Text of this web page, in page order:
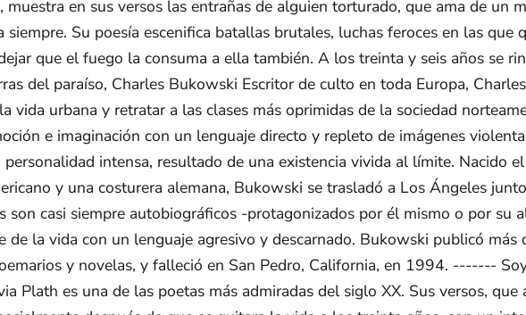
muestra en sus versos las entrañas de alguien torturado, que ama de un
siempre. Su poesía escenifica batallas brutales, luchas feroces en las
que el fuego la consuma a ella también. A los treinta y seis años se
del paraíso, Charles Bukowski Escritor de culto en toda Europa,
vida urbana y retratar a las clases más oprimidas de la sociedad
e imaginación con un lenguaje directo y repleto de imágenes
intensa, resultado de una existencia vivida al límite. Nacido
y una costurera alemana, Bukowski se trasladó a Los Ángeles
son casi siempre autobiográficos -protagonizados por él mismo o por su
de la vida con un lenguaje agresivo y descarnado. Bukowski publicó más
y novelas, y falleció en San Pedro, California, en 1994. -------
Plath es una de las poetas más admiradas del siglo XX. Sus versos,